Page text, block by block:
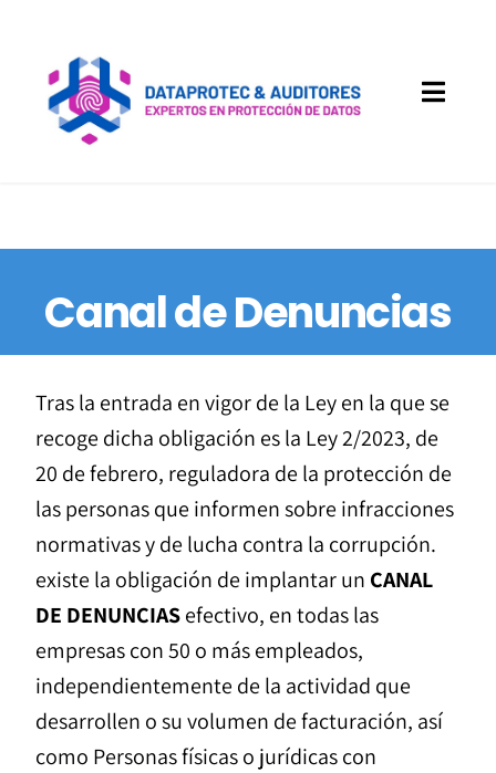
contenido
Toggle
Implantación páginas WEB
Sectores
Acceso a Clientes
Canal de Denuncias
Tras la entrada en vigor de la Ley en la que se
recoge dicha obligación es la Ley 2/2023, de
20 de febrero, reguladora de la protección de
las personas que informen sobre infracciones
normativas y de lucha contra la corrupción.
existe la obligación de implantar un CANAL
DE DENUNCIASefectivo, en todas las
empresas con 50 o más empleados,
independientemente de la actividad que
desarrollen o su volumen de facturación, así
como Personas físicas o jurídicas con